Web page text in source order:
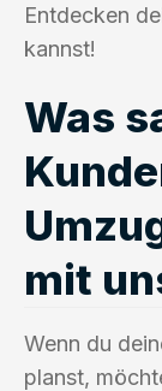
Entdecken
kannst!
Was
mit
Wenn du
planst,